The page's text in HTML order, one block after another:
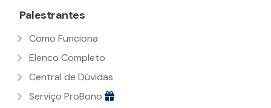
Palestrantes
Como Funciona
Elenco Completo
Central de Dúvidas
Serviço ProBono